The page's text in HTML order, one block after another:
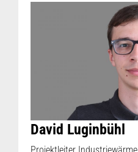
David Luginbühl